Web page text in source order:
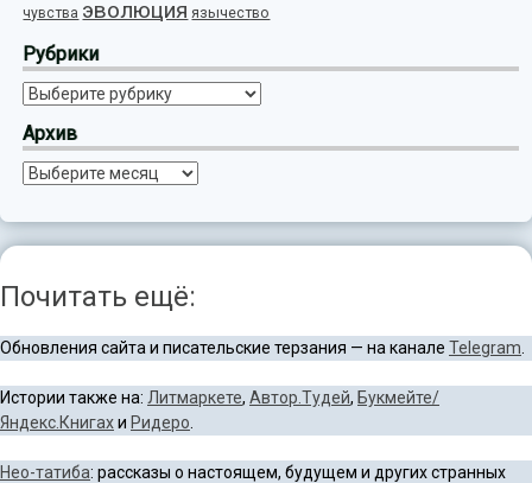
чувства эволюция язычество
Рубрики
Рубрики
Архив
Архив
Почитать ещё:
Обновления сайта и писательские терзания — на канале Telegram
Истории также на: Литмаркете, Автор.Тудей, Букмейте/
Яндекс.Книгахи Ридеро
Нео-татиба: рассказы о настоящем, будущем и других странных